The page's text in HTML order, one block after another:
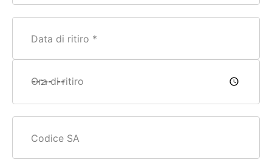
Data di ritiro
Ora di ritiro
Codice SA